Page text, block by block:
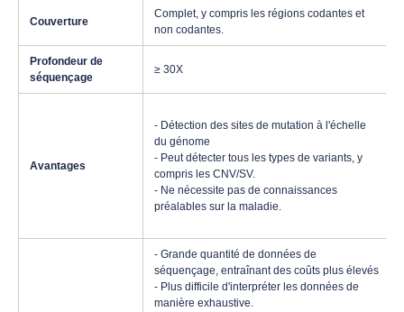
Couverture
Complet, y compris les régions codantes et
non codantes.
Profondeur de
séquençage
≥ 30X
Avantages
- Détection des sites de mutation à l'échelle
du génome
- Peut détecter tous les types de variants, y
compris les CNV/SV.
- Ne nécessite pas de connaissances
préalables sur la maladie.
- Grande quantité de données de
séquençage, entraînant des coûts plus élevés
- Plus difficile d'interpréter les données de
manière exhaustive.